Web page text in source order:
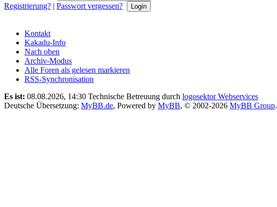
Registrierung? | Passwort vergessen?
Kontakt
Kakadu-Info
Nach oben
Archiv-Modus
Alle Foren als gelesen markieren
RSS-Synchronisation
Es ist: 08.08.2026, 14:30 Technische Betreuung durch logosektor Webservices
Deutsche Übersetzung: MyBB.de, Powered by MyBB, © 2002-2026 MyBB Group.